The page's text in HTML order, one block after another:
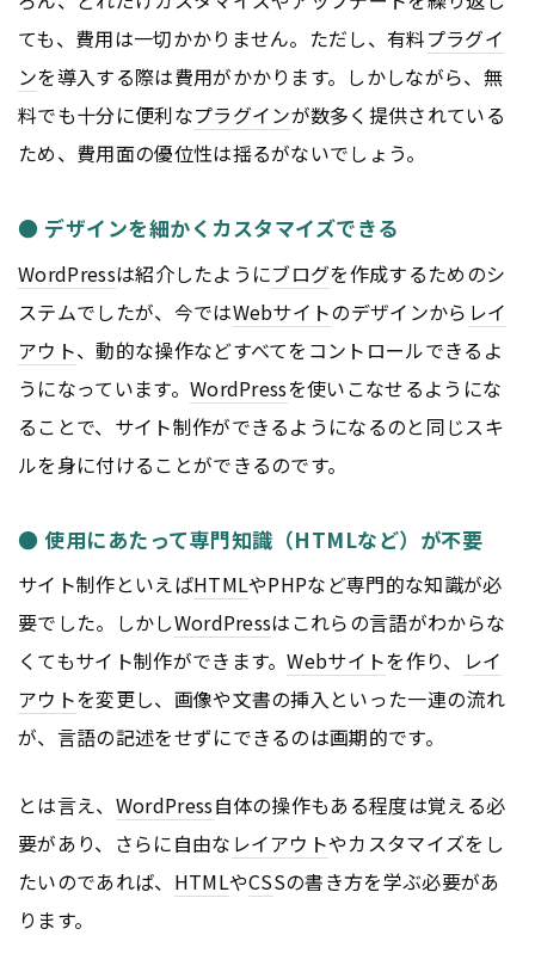
ても、費用は一切かかりません。ただし、有料プラグイ
ンを導入する際は費用がかかります。しかしながら、無
料でも十分に便利なプラグインが数多く提供されている
ため、費用面の優位性は揺るがないでしょう。
● デザインを細かくカスタマイズできる
WordPressは紹介したようにブログを作成するためのシ
ステムでしたが、今ではWebサイトのデザインから レイ
アウト、動的な操作などすべてをコントロールできるよ
うになっています。 WordPressを使いこなせるようにな
ることで、サイト制作ができるようになるのと同じスキ
ルを身に付けることができるのです。
● 使用にあたって専門知識（HTMLなど）が不要
サイト制作といえばHTMLやPHPなど専門的な知識が必
要でした。しかしWordPressはこれらの言語がわからな
くてもサイト制作ができます。Webサイトを作り、 レイ
アウトを変更し、画像や文書の挿入といった一連の流れ
が、言語の記述をせずにできるのは画期的です。
とは言え、 WordPress自体の操作もある程度は覚える必
要があり、さらに自由な レイアウトやカスタマイズをし
たいのであれば、 HTMLやCSSの書き方を学ぶ必要があ
ります。